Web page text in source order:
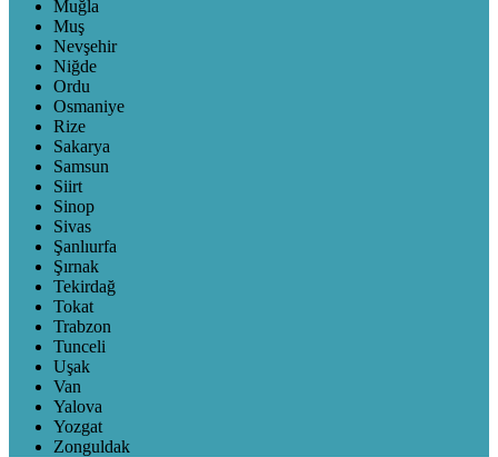
Muğla
Muş
Nevşehir
Niğde
Ordu
Osmaniye
Rize
Sakarya
Samsun
Siirt
Sinop
Sivas
Şanlıurfa
Şırnak
Tekirdağ
Tokat
Trabzon
Tunceli
Uşak
Van
Yalova
Yozgat
Zonguldak